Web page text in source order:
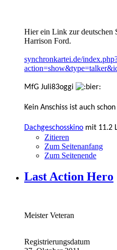
Hier ein Link zur deutschen
Harrison Ford.
synchronkartei.de/
MfG Juli83oggi
Kein Anschiss ist auch
Dachgeschosskino mit 11.2
Zitieren
Zum Seitenanfang
Zum Seitenende
Last Action Hero
Meister Veteran
Registrierungsdatum